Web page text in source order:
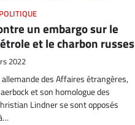
POLITIQUE
un embargo sur le
et le charbon russes
2022
des Affaires étrangères,
et son homologue des
Lindner se sont opposés